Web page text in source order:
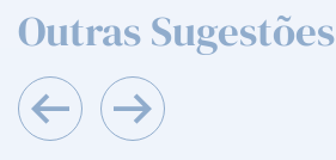
Outras Sugestões